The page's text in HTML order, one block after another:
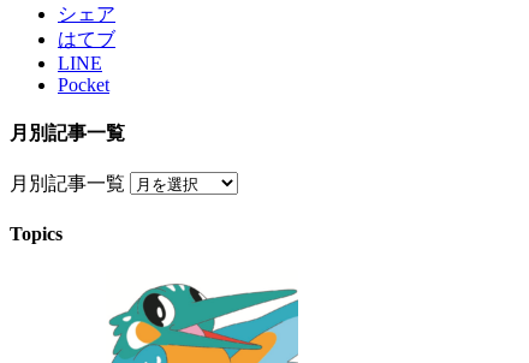
シェア
はてブ
LINE
Pocket
月別記事一覧
月別記事一覧
Topics